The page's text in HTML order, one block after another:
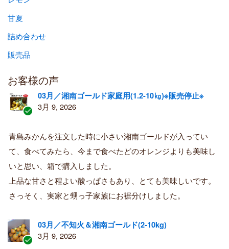
甘夏
詰め合わせ
販売品
お客様の声
証
済
み
購
入
者
03月／湘南ゴールド家庭用(1.2-10㎏)※販売停止※
3月 9, 2026
青島みかんを注文した時に小さい湘南ゴールドが入ってい
て、食べてみたら、今まで食べたどのオレンジよりも美味し
いと思い、箱で購入しました。
上品な甘さと程よい酸っぱさもあり、とても美味しいです。
さっそく、実家と甥っ子家族にお裾分けしました。
03月／不知火＆湘南ゴールド(2-10kg)
3月 9, 2026